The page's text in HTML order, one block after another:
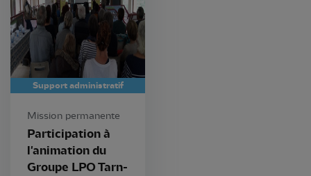
Support administratif
Mission permanente
Participation à
l'animation du
Groupe LPO Tarn-